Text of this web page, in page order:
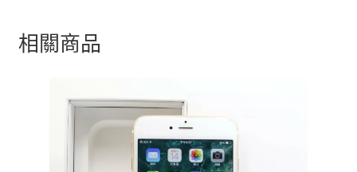
相關商品